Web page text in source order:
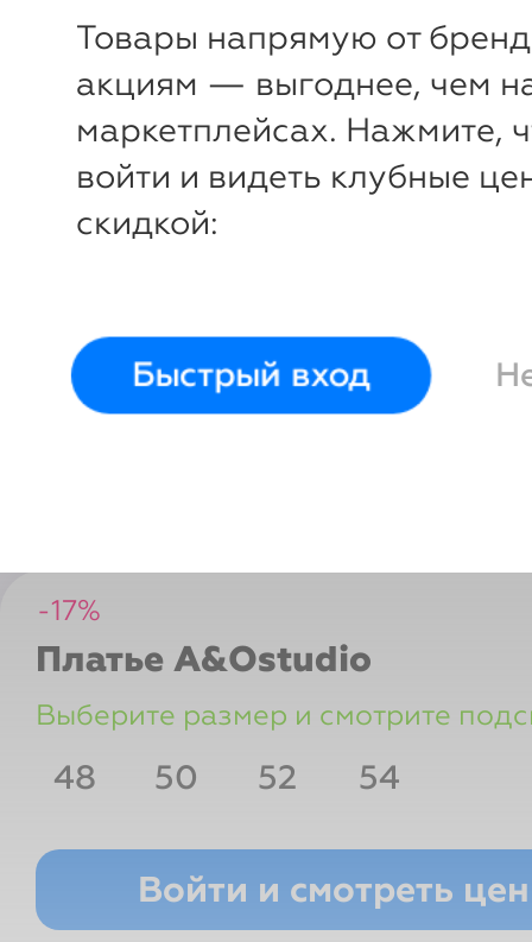
Товары напрямую от
акциям — выгоднее, чем
маркетплейсах. Нажмите,
войти и видеть клубные
скидкой:
Быстрый вход
-17%
Платье A&Ostudio
Выберите размер и смотрите
48 50 52 54
Рост Грудь Талия Бедра
Войти и смотреть